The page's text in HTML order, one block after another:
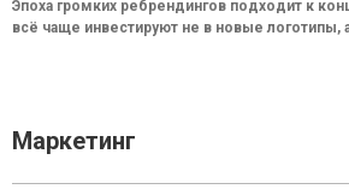
Эпоха громких ребрендингов подходит к
всё чаще инвестируют не в новые логотипы,
Маркетинг